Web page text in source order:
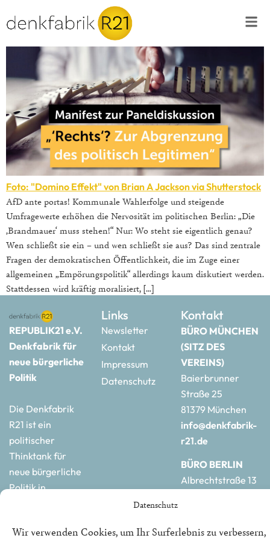
Datenschutz
Wir verwenden Cookies, um Ihr Surferlebnis zu verbessern,
Foto: "Domino Effekt" von Brian A Jackson viaShutterstock
AfD ante portas! Kommunale Wahlerfolge und steigende
Umfragewerte erhöhen die Nervosität im politischen Berlin: „Die
‚Brandmauer‘ muss stehen!“ Nur: Wo steht sie eigentlich genau?
Wen schließt sie ein – und wen schließt sie aus? Das sind zentrale
Fragen der demokratischen Öffentlichkeit, die im Zuge einer
allgemeinen „Empörungspolitik“ allerdings kaum diskutiert werden.
Stattdessen wird kräftig moralisiert, […]
REPUBLIK21 e.V.
Denkfabrik für
neue bürgerliche
Politik
Die Denkfabrik
R21 ist ein
politischer
Thinktank für
neue bürgerliche
Politik in
Links
Newsletter
Kontakt
Impressum
Datenschutz
Kontakt
BÜRO MÜNCHEN
(SITZ DES
VEREINS)
Baierbrunner
Straße 25
81379 München
info@denkfabrik-
r21.de
BÜRO BERLIN
Albrechtstraße 13
r21.de